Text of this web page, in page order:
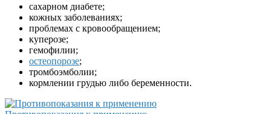
сахарном диабете;
кожных заболеваниях;
проблемах с кровообращением;
куперозе;
гемофилии;
остеопорозе;
тромбоэмболии;
кормлении грудью либо беременности.